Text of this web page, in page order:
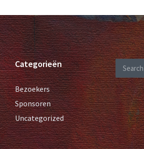
Categorieën
Bezoekers
Sponsoren
Uncategorized